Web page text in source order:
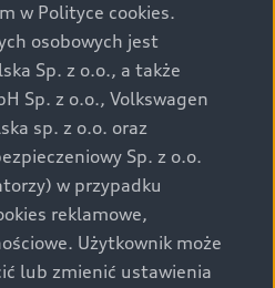
Przedstawione detale
się od specyfikacji
Zamieszczone zdjęcia
opcjonalne, dostępne
ceny, wyposażenia i
w umowie sprzedaży, a
zawiera
pojazdu. Zastrzegamy
Wszelkie informacje
aktualne na dzień ich
najnowszych
w Polityce cookies.
osobowych jest
Sp. z o.o., a także
Sp. z o.o., Volkswagen
sp. z o.o. oraz
Sp. z o.o.
w przypadku
reklamowe,
Użytkownik może
lub zmienić ustawienia